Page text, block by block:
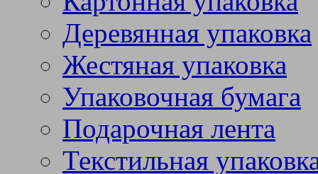
Деревянная упаковка
Жестяная упаковка
Упаковочная бумага
Подарочная лента
Текстильная